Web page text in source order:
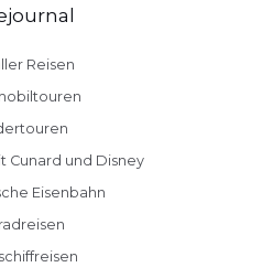
Reisen
Cunard und Disney
Eisenbahn